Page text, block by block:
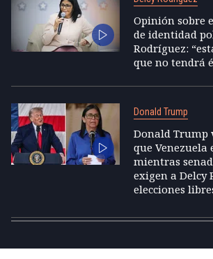
Opinión sobre
de identidad
Rodríguez:
que no tendrá
Donald Trump
Donald Trump
que Venezuela
mientras
exigen a Delcy
elecciones